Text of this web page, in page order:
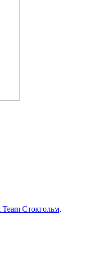
Стокгольм,